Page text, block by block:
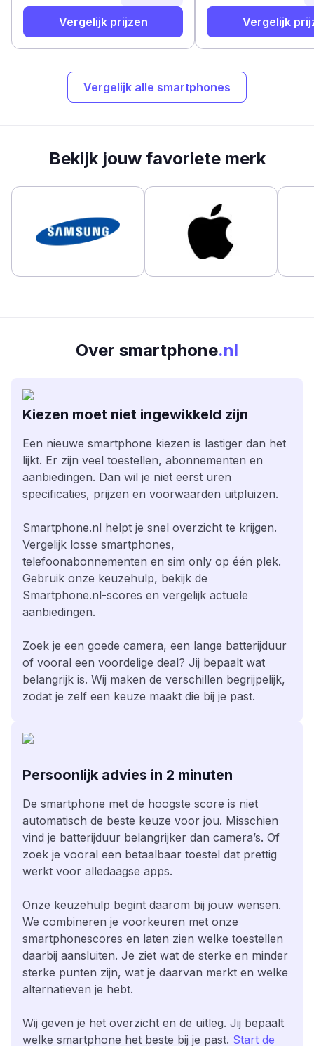
Vergelijk prijzen Vergelijk
Vergelijk alle smartphones
Bekijk jouw favoriete merk
Over smartphone.nl
Kiezen moet niet ingewikkeld zijn
Een nieuwe smartphone kiezen is lastiger dan het
lijkt. Er zijn veel toestellen, abonnementen en
aanbiedingen. Dan wil je niet eerst uren
specificaties, prijzen en voorwaarden uitpluizen.
Smartphone.nl helpt je snel overzicht te krijgen.
Vergelijk losse smartphones,
telefoonabonnementen en sim only op één plek.
Gebruik onze keuzehulp, bekijk de
Smartphone.nl-scores en vergelijk actuele
aanbiedingen.
Zoek je een goede camera, een lange batterijduur
of vooral een voordelige deal? Jij bepaalt wat
belangrijk is. Wij maken de verschillen begrijpelijk,
zodat je zelf een keuze maakt die bij je past.
Persoonlijk advies in 2 minuten
De smartphone met de hoogste score is niet
automatisch de beste keuze voor jou. Misschien
vind je batterijduur belangrijker dan camera’s. Of
zoek je vooral een betaalbaar toestel dat prettig
werkt voor alledaagse apps.
Onze keuzehulp begint daarom bij jouw wensen.
We combineren je voorkeuren met onze
smartphonescores en laten zien welke toestellen
daarbij aansluiten. Je ziet wat de sterke en minder
sterke punten zijn, wat je daarvan merkt en welke
alternatieven je hebt.
Wij geven je het overzicht en de uitleg. Jij bepaalt
welke smartphone het beste bij je past. Start de